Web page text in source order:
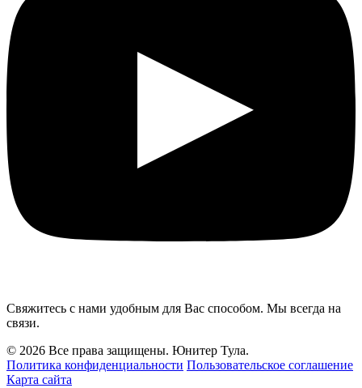
Свяжитесь с нами удобным для Вас способом. Мы всегда на
связи.
© 2026 Все права защищены. Юнитер Тула.
Политика конфиденциальности Пользовательское соглашение
Карта сайта